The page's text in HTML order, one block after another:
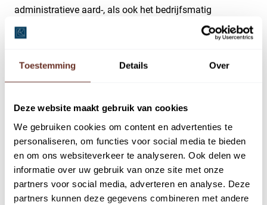
Toestemming Details Over
Deze website maakt gebruik van cookies
We gebruiken cookies om content en advertenties te
personaliseren, om functies voor social media te bieden
en om ons websiteverkeer te analyseren. Ook delen we
informatie over uw gebruik van onze site met onze
partners voor social media, adverteren en analyse. Deze
partners kunnen deze gegevens combineren met andere
administratieve aard-, als ook het bedrijfsmatig
verkopen/verlenen van zakelijke en persoonlijke diensten
zonnestudio, schoonheidssalon, fitness (geen
HUURPRIJS
€ 1.150,- per maand, exclusief BTW.
SERVICEKOSTEN
€ 25,- per m², per jaar, exclusief BTW.